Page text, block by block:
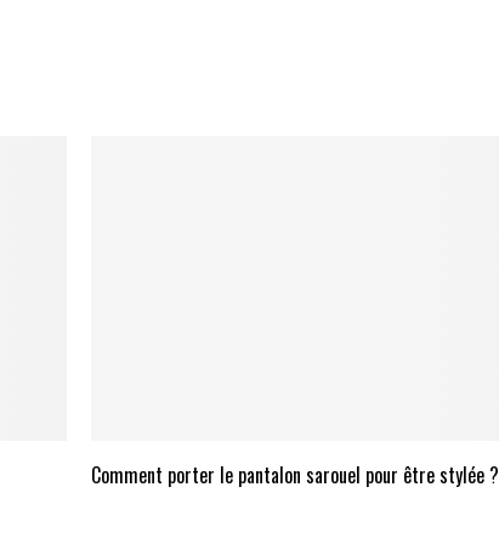
Comment porter le pantalon sarouel pour être stylée ?